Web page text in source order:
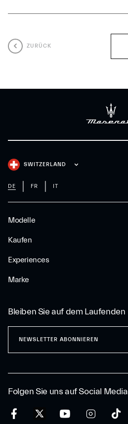
ZURÜCK
Modelle
Kaufen
Experiences
Marke
SWITZERLAND
DE FR IT
Folgen Sie uns auf Social Media
Bleiben Sie auf dem Laufenden
NEWSLETTER ABONNIEREN